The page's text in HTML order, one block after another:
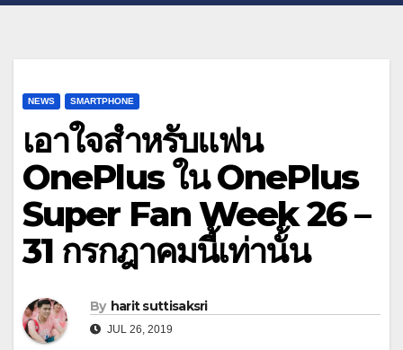
NEWS SMARTPHONE
เอาใจสำหรับแฟน
OnePlus ใน OnePlus
Super Fan Week 26 –
31 กรกฎาคมนี้เท่านั้น
By harit suttisaksri
JUL 26, 2019